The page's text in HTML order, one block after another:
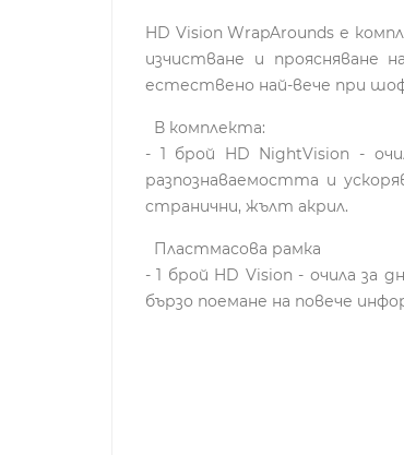
HD Vision WrapArounds е
изчистване и проясняване
естествено най-вече при
В комплекта:
- 1 брой HD NightVision -
разпознаваемостта и
странични, жълт акрил.
Пластмасова рамка
- 1 брой HD Vision - очила
бързо поемане на повече